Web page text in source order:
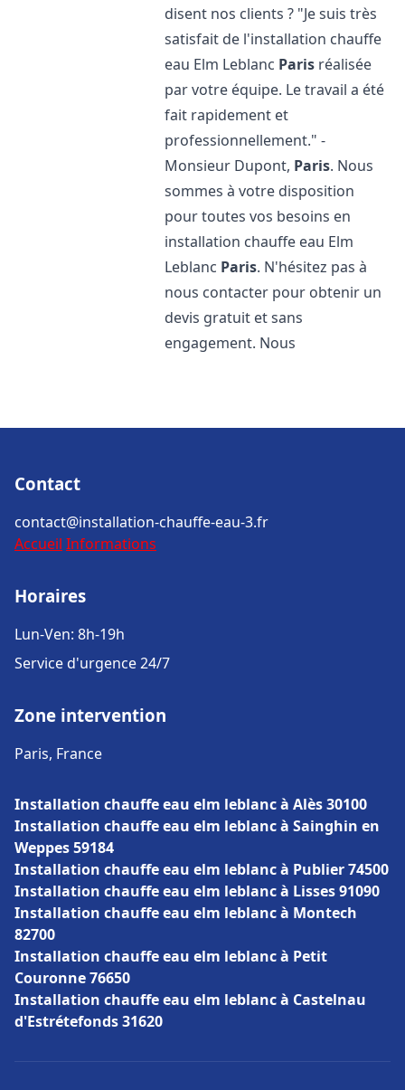
disent nos clients ? "Je suis très
satisfait de l'installation chauffe
eau Elm Leblanc Paris réalisée
par votre équipe. Le travail a été
fait rapidement et
professionnellement." -
Monsieur Dupont, Paris. Nous
sommes à votre disposition
pour toutes vos besoins en
installation chauffe eau Elm
Leblanc Paris. N'hésitez pas à
nous contacter pour obtenir un
devis gratuit et sans
engagement. Nous
Contact
contact@installation-chauffe-eau-3.fr
Accueil Informations
Horaires
Lun-Ven: 8h-19h
Service d'urgence 24/7
Zone intervention
Paris, France
Installation chauffe eau elm leblanc à Alès 30100
Installation chauffe eau elm leblanc à Sainghin en
Weppes 59184
Installation chauffe eau elm leblanc à Publier 74500
Installation chauffe eau elm leblanc à Lisses 91090
Installation chauffe eau elm leblanc à Montech
82700
Installation chauffe eau elm leblanc à Petit
Couronne 76650
Installation chauffe eau elm leblanc à Castelnau
d'Estrétefonds 31620